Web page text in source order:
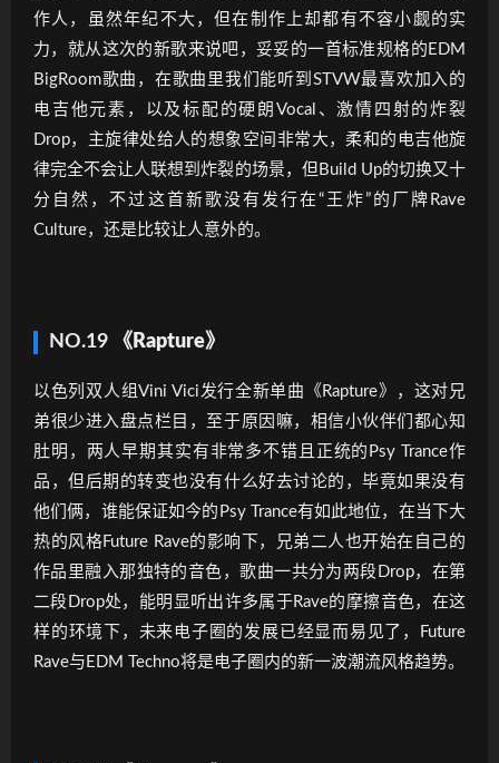
作人，虽然年纪不大，但在制作上却都有不容小觑的实
力，就从这次的新歌来说吧，妥妥的一首标准规格的EDM
BigRoom歌曲，在歌曲里我们能听到STVW最喜欢加入的
电吉他元素，以及标配的硬朗Vocal、激情四射的炸裂
Drop，主旋律处给人的想象空间非常大，柔和的电吉他旋
律完全不会让人联想到炸裂的场景，但Build Up的切换又十
分自然，不过这首新歌没有发行在“王炸”的厂牌Rave
Culture，还是比较让人意外的。
NO.19 《Rapture》
以色列双人组Vini Vici发行全新单曲《Rapture》，这对兄
弟很少进入盘点栏目，至于原因嘛，相信小伙伴们都心知
肚明，两人早期其实有非常多不错且正统的Psy Trance作
品，但后期的转变也没有什么好去讨论的，毕竟如果没有
他们俩，谁能保证如今的Psy Trance有如此地位，在当下大
热的风格Future Rave的影响下，兄弟二人也开始在自己的
作品里融入那独特的音色，歌曲一共分为两段Drop，在第
二段Drop处，能明显听出许多属于Rave的摩擦音色，在这
样的环境下，未来电子圈的发展已经显而易见了，Future
Rave与EDM Techno将是电子圈内的新一波潮流风格趋势。